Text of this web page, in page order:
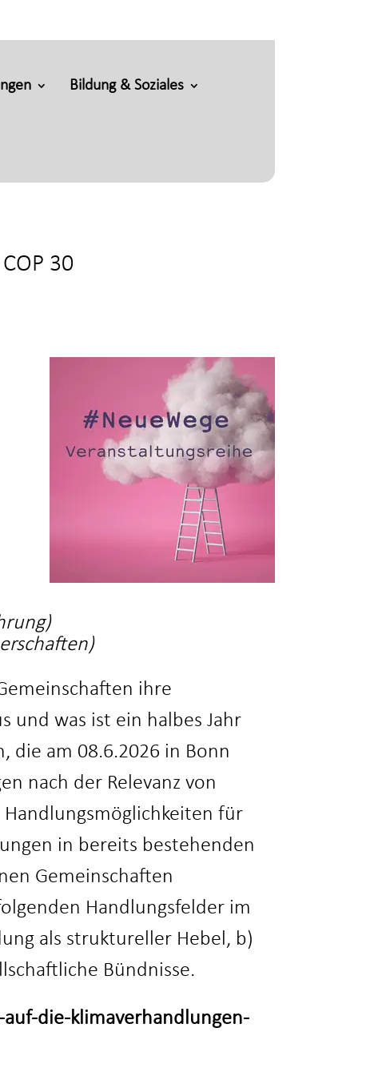
Bildung & Soziales
30
ihre
und was ist ein halbes Jahr
die am 08.6.2026 in Bonn
nach der Relevanz von
für
in bereits bestehenden
Gemeinschaften
Handlungsfelder im
als struktureller Hebel, b)
Bündnisse.
die-klimaverhandlungen-